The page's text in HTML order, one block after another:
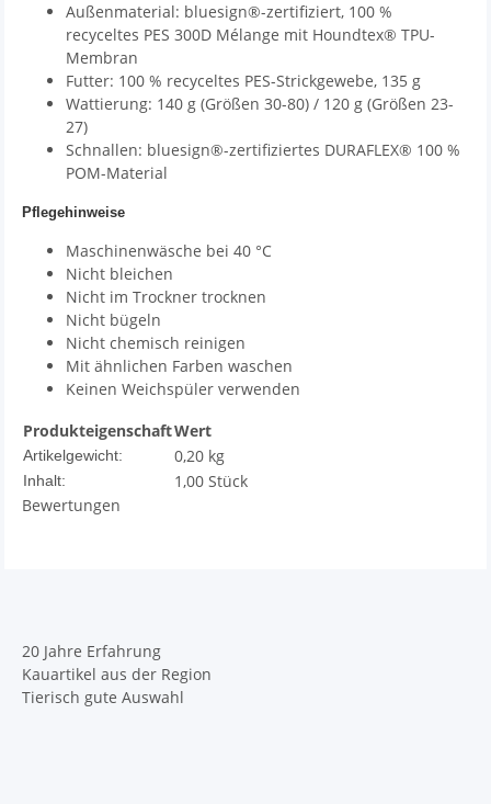
Außenmaterial: bluesign®-zertifiziert, 100 %
recyceltes PES 300D Mélange mit Houndtex® TPU-
Membran
Futter: 100 % recyceltes PES-Strickgewebe, 135 g
Wattierung: 140 g (Größen 30-80) / 120 g (Größen 23-
27)
Schnallen: bluesign®-zertifiziertes DURAFLEX® 100 %
POM-Material
Pflegehinweise
Maschinenwäsche bei 40 °C
Nicht bleichen
Nicht im Trockner trocknen
Nicht bügeln
Nicht chemisch reinigen
Mit ähnlichen Farben waschen
Keinen Weichspüler verwenden
ProdukteigenschaftWert
Artikelgewicht: 0,20 kg
Inhalt:
1,00 Stück
Bewertungen
20 Jahre Erfahrung
Kauartikel aus der Region
Tierisch gute Auswahl